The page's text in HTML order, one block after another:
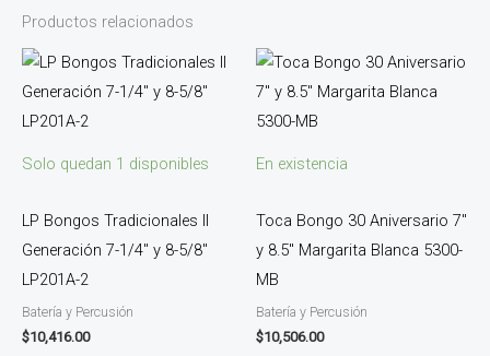
Productos relacionados
Solo quedan 1 disponibles
LP Bongos Tradicionales II
Generación 7-1/4″ y 8-5/8″
LP201A-2
Batería y Percusión
$10,416.00
En existencia
Toca Bongo 30 Aniversario 7″
y 8.5″ Margarita Blanca 5300-
MB
Batería y Percusión
$10,506.00